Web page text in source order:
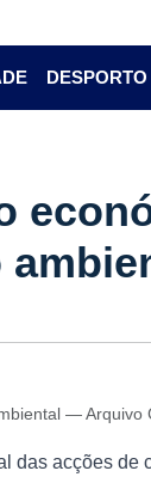
DESPORTO
— Arquivo
das acções de